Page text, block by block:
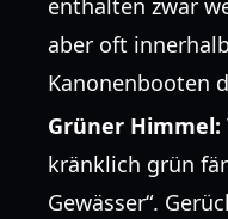
enthalten zwar
aber oft
Kanonenbooten
Grüner Himmel:
kränklich grün
Gewässer“.